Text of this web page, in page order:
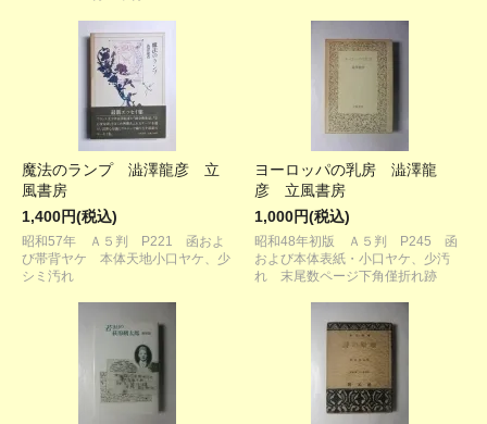
魔法のランプ 澁澤龍彦 立
風書房
1,400円(税込)
昭和57年 Ａ５判 P221 函およ
び帯背ヤケ 本体天地小口ヤケ、少
シミ汚れ
ヨーロッパの乳房 澁澤龍
彦 立風書房
1,000円(税込)
昭和48年初版 Ａ５判 P245 函
および本体表紙・小口ヤケ、少汚
れ 末尾数ページ下角僅折れ跡